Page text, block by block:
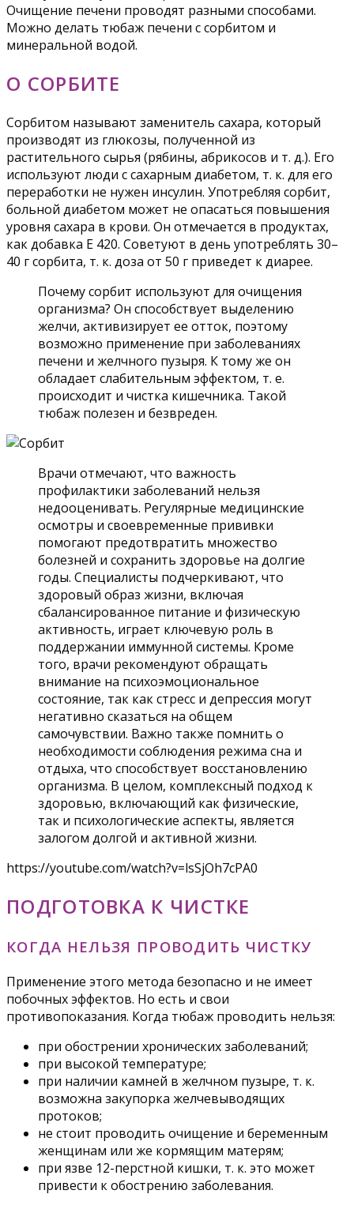
Очищение печени проводят разными способами.
Можно делать тюбаж печени с сорбитом и
минеральной водой.
О СОРБИТЕ
Сорбитом называют заменитель сахара, который
производят из глюкозы, полученной из
растительного сырья (рябины, абрикосов и т. д.). Его
используют люди с сахарным диабетом, т. к. для его
переработки не нужен инсулин. Употребляя сорбит,
больной диабетом может не опасаться повышения
уровня сахара в крови. Он отмечается в продуктах,
как добавка Е 420. Советуют в день употреблять 30–
40 г сорбита, т. к. доза от 50 г приведет к диарее.
Почему сорбит используют для очищения
организма? Он способствует выделению
желчи, активизирует ее отток, поэтому
возможно применение при заболеваниях
печени и желчного пузыря. К тому же он
обладает слабительным эффектом, т. е.
происходит и чистка кишечника. Такой
тюбаж полезен и безвреден.
Врачи отмечают, что важность
профилактики заболеваний нельзя
недооценивать. Регулярные медицинские
осмотры и своевременные прививки
помогают предотвратить множество
болезней и сохранить здоровье на долгие
годы. Специалисты подчеркивают, что
здоровый образ жизни, включая
сбалансированное питание и физическую
активность, играет ключевую роль в
поддержании иммунной системы. Кроме
того, врачи рекомендуют обращать
внимание на психоэмоциональное
состояние, так как стресс и депрессия могут
негативно сказаться на общем
самочувствии. Важно также помнить о
необходимости соблюдения режима сна и
отдыха, что способствует восстановлению
организма. В целом, комплексный подход к
здоровью, включающий как физические,
так и психологические аспекты, является
залогом долгой и активной жизни.
https://youtube.com/watch?v=lsSjOh7cPA0
ПОДГОТОВКА К ЧИСТКЕ
КОГДА НЕЛЬЗЯ ПРОВОДИТЬ ЧИСТКУ
Применение этого метода безопасно и не имеет
побочных эффектов. Но есть и свои
противопоказания. Когда тюбаж проводить нельзя:
при обострении хронических заболеваний;
при высокой температуре;
при наличии камней в желчном пузыре, т. к.
возможна закупорка желчевыводящих
протоков;
не стоит проводить очищение и беременным
женщинам или же кормящим матерям;
при язве 12-перстной кишки, т. к. это может
привести к обострению заболевания.